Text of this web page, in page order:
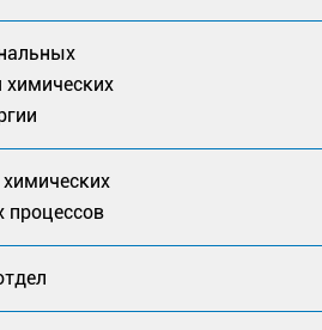
химических
процессов